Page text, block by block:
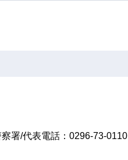
署/代表電話：0296-73-0110